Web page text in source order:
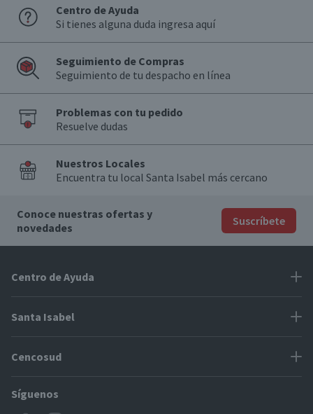
Centro de Ayuda
Si tienes alguna duda ingresa aquí
Seguimiento de Compras
Seguimiento de tu despacho en línea
Problemas con tu pedido
Resuelve dudas
Nuestros Locales
Encuentra tu local Santa Isabel más cercano
Conoce nuestras ofertas y
novedades
Suscríbete
Centro de Ayuda
Problemas con tu pedido
Cómo modificar mis datos
Modos de entrega y cobertura
Santa Isabel
Proveedores
Cencosud
Paris
Síguenos